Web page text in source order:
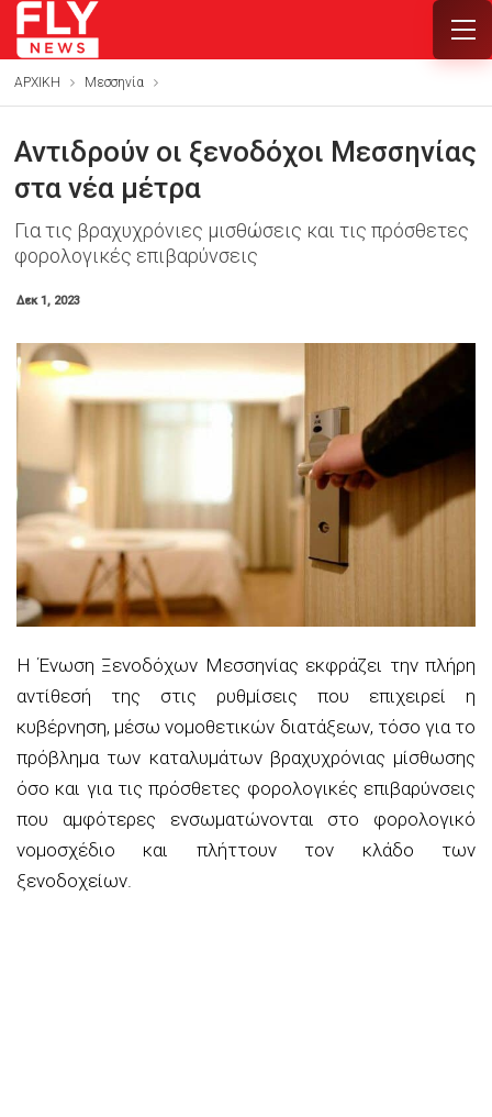
ΑΡΧΙΚΗ Μεσσηνία
Αντιδρούν οι ξενοδόχοι Μεσσηνίας
στα νέα μέτρα
Για τις βραχυχρόνιες μισθώσεις και τις πρόσθετες
φορολογικές επιβαρύνσεις
Δεκ 1, 2023
Η Ένωση Ξενοδόχων Μεσσηνίας εκφράζει την πλήρη
αντίθεσή της στις ρυθμίσεις που επιχειρεί η
κυβέρνηση, μέσω νομοθετικών διατάξεων, τόσο για το
πρόβλημα των καταλυμάτων βραχυχρόνιας μίσθωσης
όσο και για τις πρόσθετες φορολογικές επιβαρύνσεις
που αμφότερες ενσωματώνονται στο φορολογικό
νομοσχέδιο και πλήττουν τον κλάδο των
ξενοδοχείων.